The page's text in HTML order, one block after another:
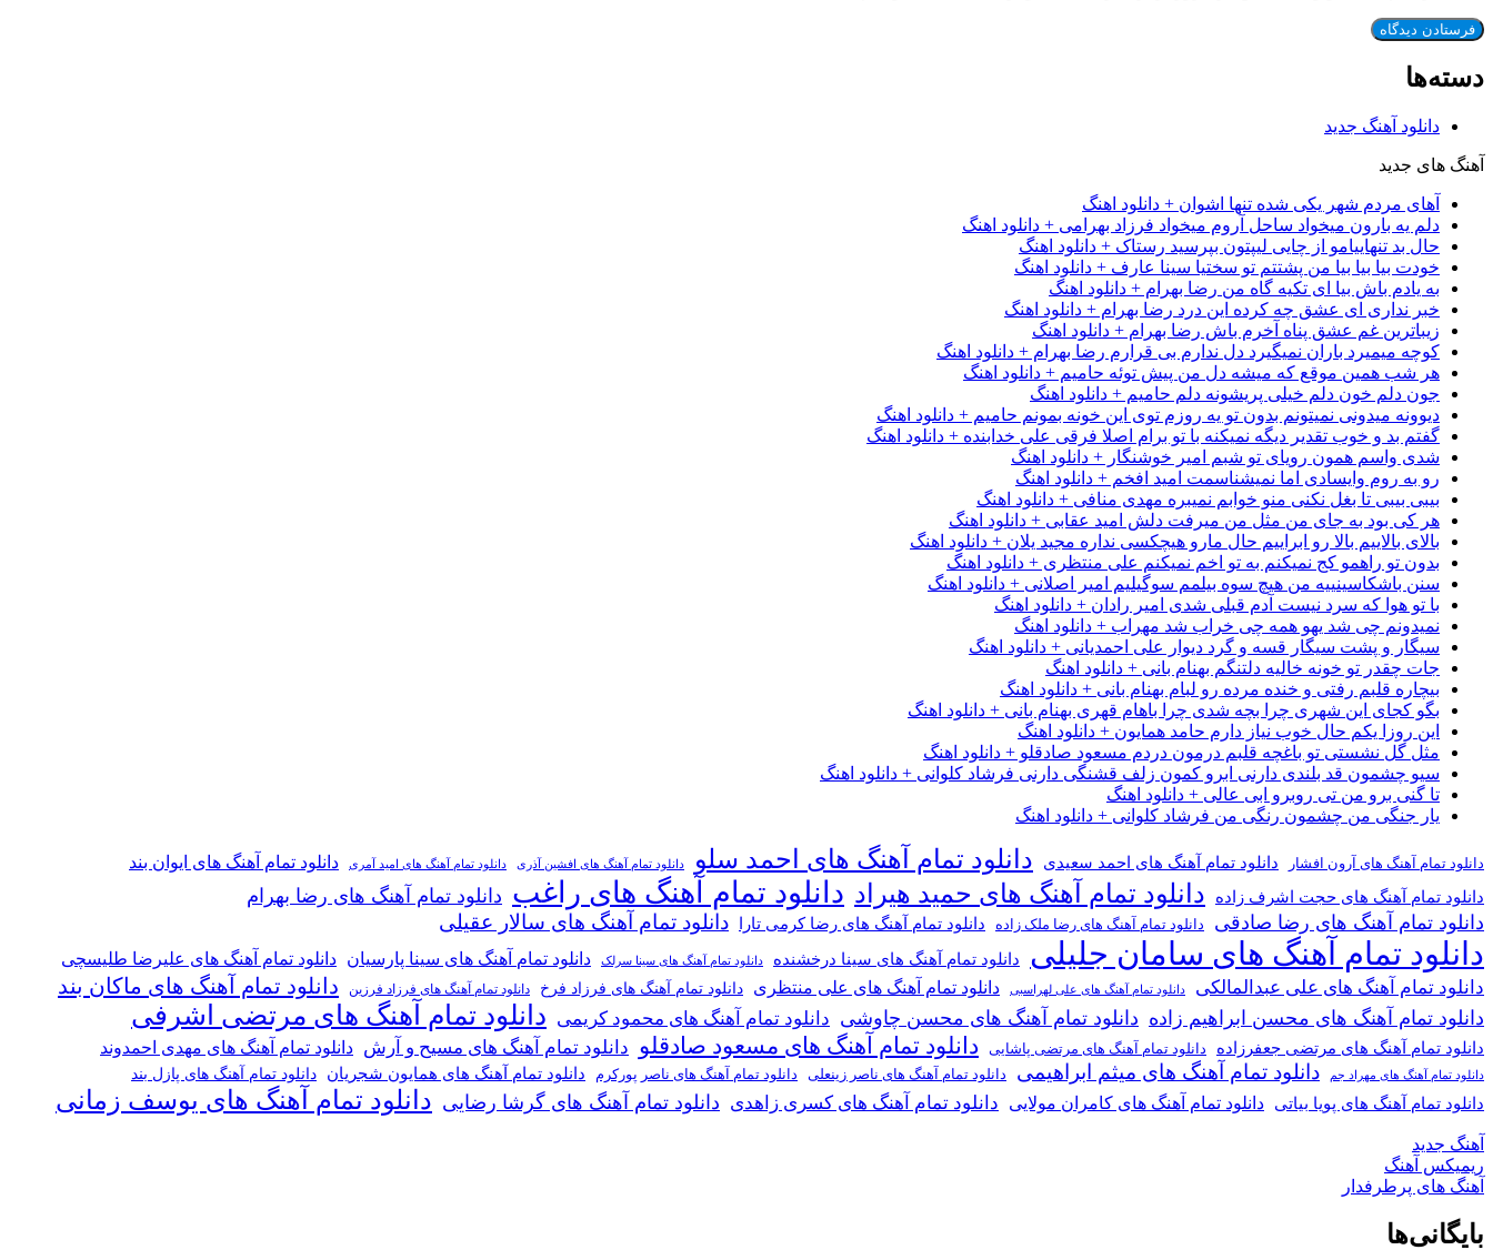
دسته‌ها
دانلود آهنگ جدید
آهنگ های جدید
آهای مردم شهر یکی شده تنها اشوان + دانلود اهنگ
دلم یه بارون میخواد ساحل آروم میخواد فرزاد بهرامی + دانلود اهنگ
حال بد تنهاییامو از چایی لیپتون بپرسید رستاک + دانلود اهنگ
خودت بیا بیا بیا من پشتتم تو سختیا سینا عارف + دانلود اهنگ
به یادم باش بیا ای تکیه گاه من رضا بهرام + دانلود اهنگ
خبر نداری ای عشق چه کرده این درد رضا بهرام + دانلود اهنگ
زیباترین غم عشق پناه آخرم باش رضا بهرام + دانلود اهنگ
کوچه میمیرد باران نمیگیرد دل ندارم بی قرارم رضا بهرام + دانلود اهنگ
هر شب همین موقع که میشه دل من پیش توئه حامیم + دانلود اهنگ
جون دلم خون دلم خیلی پریشونه دلم حامیم + دانلود اهنگ
دیوونه میدونی نمیتونم بدون تو یه روزم توی این خونه بمونم حامیم + دانلود اهنگ
گفتم بد و خوب تقدیر دیگه نمیکنه با تو برام اصلا فرقی علی خدابنده + دانلود اهنگ
شدی واسم همون رویای تو شبم امیر خوشنگار + دانلود اهنگ
رو به روم وایسادی اما نمیشناسمت امید افخم + دانلود اهنگ
بیبی بیبی تا بغل نکنی منو خوابم نمیبره مهدی منافی + دانلود اهنگ
هر کی بود به جای من مثل من میرفت دلش امید عقابی + دانلود اهنگ
بالای بالاییم بالا رو ابراییم حال مارو هیچکسی نداره مجید یلان + دانلود اهنگ
بدون تو راهمو کج نمیکنم به تو اخم نمیکنم علی منتظری + دانلود اهنگ
سنن باشکاسینییه من هیچ سوه بیلمم سوگیلیم امیر اصلانی + دانلود اهنگ
با تو هوا که سرد نیست آدم قبلی شدی امیر رادان + دانلود اهنگ
نمیدونم چی شد یهو همه چی خراب شد مهراب + دانلود اهنگ
سیگار و پشت سیگار قسه و گرد دیوار علی احمدیانی + دانلود اهنگ
جات چقدر تو خونه خالیه دلتنگم بهنام بانی + دانلود اهنگ
بیچاره قلبم رفتی و خنده مرده رو لبام بهنام بانی + دانلود اهنگ
بگو کجای این شهری چرا بچه شدی چرا باهام قهری بهنام بانی + دانلود اهنگ
این روزا یکم حال خوب نیاز دارم حامد همایون + دانلود اهنگ
مثل گل نشستی تو باغچه قلبم درمون دردم مسعود صادقلو + دانلود اهنگ
سیو چشمون قد بلندی دارنی ابرو کمون زلف قشنگی دارنی فرشاد کلوانی + دانلود اهنگ
تا گنی برو من تی روبرو ابی عالی + دانلود اهنگ
یار جنگی من چشمون رنگی من فرشاد کلوانی + دانلود اهنگ
دانلود تمام آهنگ های آرون افشار دانلود تمام آهنگ های احمد سعیدی دانلود تمام آهنگ های احمد سلو دانلود تمام آهنگ های افشین آذری دانلود تمام آهنگ های امید آمری دانلود تمام آهنگ های ایوان بند
دانلود تمام آهنگ های حجت اشرف زاده دانلود تمام آهنگ های حمید هیراد دانلود تمام آهنگ های راغب دانلود تمام آهنگ های رضا بهرام
دانلود تمام آهنگ های رضا صادقی
دانلود تمام آهنگ های رضا ملک زاده دانلود تمام آهنگ های رضا کرمی تارا دانلود تمام آهنگ های سالار عقیلی
دانلود تمام آهنگ های سامان جلیلی دانلود تمام آهنگ های سینا درخشنده دانلود تمام آهنگ های سینا سرلک دانلود تمام آهنگ های سینا پارسیان دانلود تمام آهنگ های علیرضا طلیسچی
دانلود تمام آهنگ های علی عبدالمالکی دانلود تمام آهنگ های علی لهراسبی دانلود تمام آهنگ های علی منتظری دانلود تمام آهنگ های فرزاد فرخ دانلود تمام آهنگ های فرزاد فرزین دانلود تمام آهنگ های ماکان بند
دانلود تمام آهنگ های محسن ابراهیم زاده دانلود تمام آهنگ های محسن چاوشی دانلود تمام آهنگ های محمود کریمی دانلود تمام آهنگ های مرتضی اشرفی
دانلود تمام آهنگ های مرتضی جعفرزاده دانلود تمام آهنگ های مرتضی پاشایی دانلود تمام آهنگ های مسعود صادقلو دانلود تمام آهنگ های مسیح و آرش دانلود تمام آهنگ های مهدی احمدوند
دانلود تمام آهنگ های مهراد جم دانلود تمام آهنگ های میثم ابراهیمی دانلود تمام آهنگ های ناصر زینعلی دانلود تمام آهنگ های ناصر پورکرم دانلود تمام آهنگ های همایون شجریان دانلود تمام آهنگ های پازل بند
دانلود تمام آهنگ های پویا بیاتی دانلود تمام آهنگ های کامران مولایی دانلود تمام آهنگ های کسری زاهدی دانلود تمام آهنگ های گرشا رضایی دانلود تمام آهنگ های یوسف زمانی
آهنگ جدید
ریمیکس آهنگ
آهنگ های پرطرفدار
بایگانی‌ها